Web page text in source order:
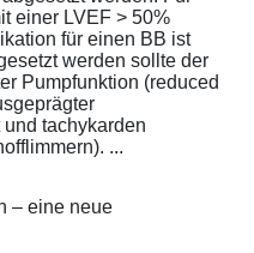
einer LVEF > 50%
für einen BB ist
werden sollte der
Pumpfunktion (reduced
tachykarden
...